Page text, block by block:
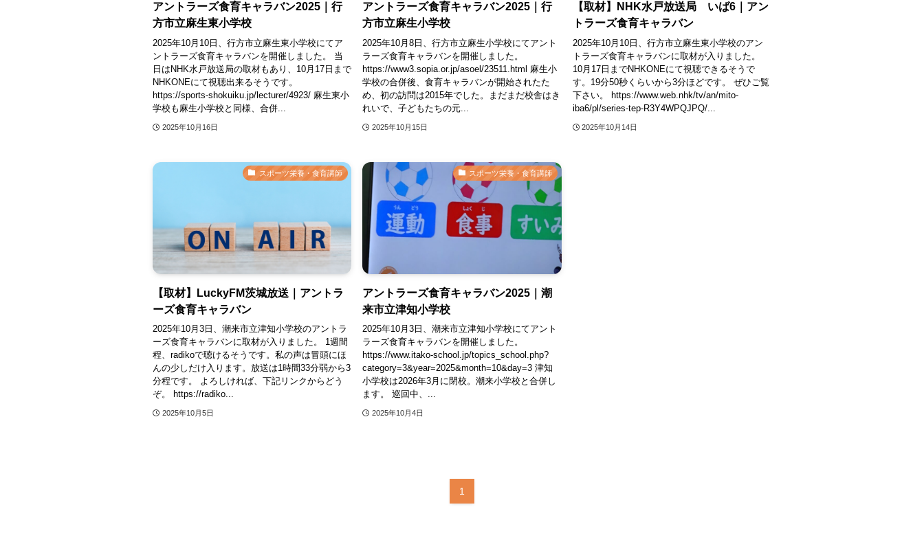
アントラーズ食育キャラバン2025｜行
方市立麻生東小学校
2025年10月10日、行方市立麻生東小学校にてア
ントラーズ食育キャラバンを開催しました。 当
日はNHK水戸放送局の取材もあり、10月17日まで
NHKONEにて視聴出来るそうです。
https://sports-shokuiku.jp/lecturer/4923/ 麻生東小
学校も麻生小学校と同様、合併...
2025年10月16日
アントラーズ食育キャラバン2025｜行
方市立麻生小学校
2025年10月8日、行方市立麻生小学校にてアント
ラーズ食育キャラバンを開催しました。
https://www3.sopia.or.jp/asoel/23511.html 麻生小
学校の合併後、食育キャラバンが開始されたた
め、初の訪問は2015年でした。まだまだ校舎はき
れいで、子どもたちの元...
2025年10月15日
【取材】NHK水戸放送局 いば6｜アン
トラーズ食育キャラバン
2025年10月10日、行方市立麻生東小学校のアン
トラーズ食育キャラバンに取材が入りました。
10月17日までNHKONEにて視聴できるそうで
す。19分50秒くらいから3分ほどです。 ぜひご覧
下さい。 https://www.web.nhk/tv/an/mito-
iba6/pl/series-tep-R3Y4WPQJPQ/...
2025年10月14日
スポーツ栄養・食育講師
【取材】LuckyFM茨城放送｜アントラ
ーズ食育キャラバン
2025年10月3日、潮来市立津知小学校のアントラ
ーズ食育キャラバンに取材が入りました。 1週間
程、radikoで聴けるそうです。私の声は冒頭にほ
んの少しだけ入ります。放送は1時間33分弱から3
分程です。 よろしければ、下記リンクからどう
ぞ。 https://radiko...
2025年10月5日
スポーツ栄養・食育講師
アントラーズ食育キャラバン2025｜潮
来市立津知小学校
2025年10月3日、潮来市立津知小学校にてアント
ラーズ食育キャラバンを開催しました。
https://www.itako-school.jp/topics_school.php?
category=3&year=2025&month=10&day=3 津知
小学校は2026年3月に閉校。潮来小学校と合併し
ます。 巡回中、...
2025年10月4日
1